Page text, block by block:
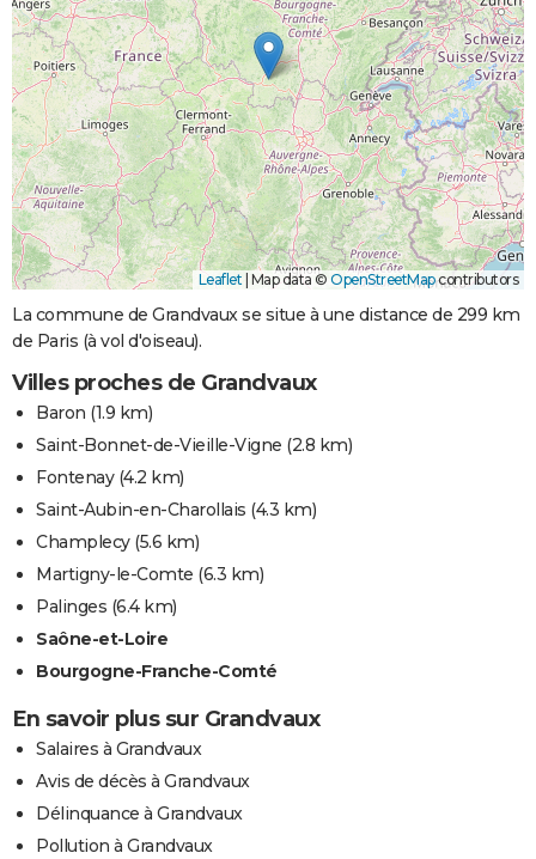
Leaflet Map data © OpenStreetMapcontributors
La commune de Grandvaux se situe à une distance de 299 km
de Paris (à vol d'oiseau).
Villes proches de Grandvaux
Baron (1.9 km)
Saint-Bonnet-de-Vieille-Vigne (2.8 km)
Fontenay(4.2 km)
Saint-Aubin-en-Charollais (4.3 km)
Champlecy(5.6 km)
Martigny-le-Comte (6.3 km)
Palinges (6.4 km)
Saône-et-Loire
Bourgogne-Franche-Comté
En savoir plus sur Grandvaux
Salaires à Grandvaux
Avis de décès à Grandvaux
Délinquance à Grandvaux
Pollution à Grandvaux